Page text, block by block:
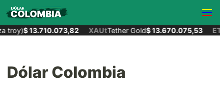
troy)$ 13.710.073,82 XAUtTether Gold$ 13.670.075,53
Dólar Colombia